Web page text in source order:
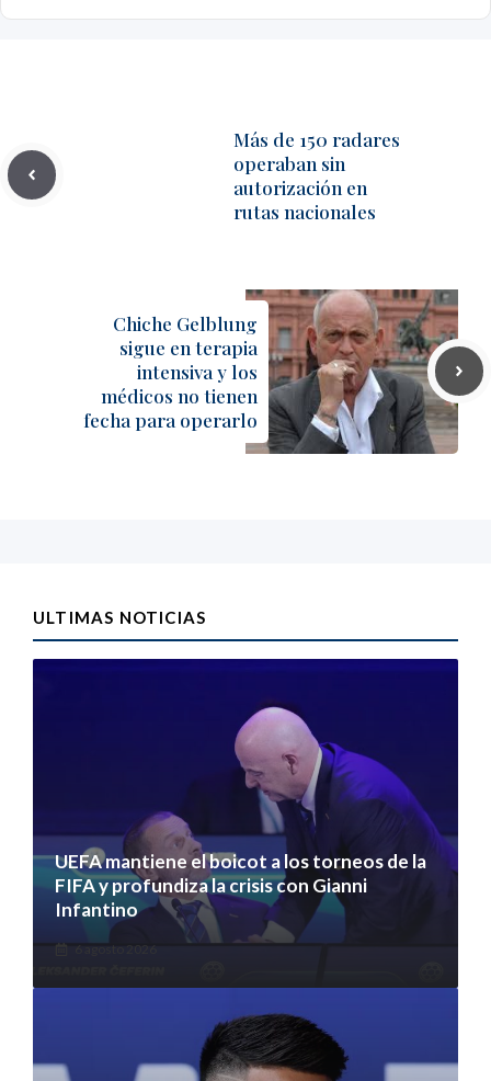
Más de 150 radares
operaban sin
autorización en
rutas nacionales
Chiche Gelblung
sigue en terapia
intensiva y los
médicos no tienen
fecha para operarlo
ULTIMAS NOTICIAS
UEFA mantiene el boicot a los torneos de la
FIFA y profundiza la crisis con Gianni
Infantino
6 agosto 2026